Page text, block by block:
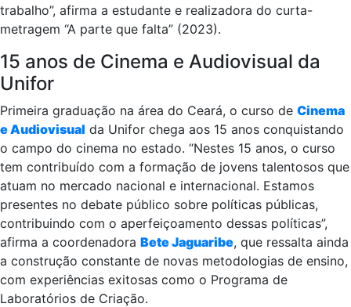
trabalho”, afirma a estudante e realizadora do curta-
metragem “A parte que falta” (2023).
15 anos de Cinema e Audiovisual da
Unifor
Primeira graduação na área do Ceará, o curso de Cinema
e Audiovisual da Unifor chega aos 15 anos conquistando
o campo do cinema no estado. “Nestes 15 anos, o curso
tem contribuído com a formação de jovens talentosos que
atuam no mercado nacional e internacional. Estamos
presentes no debate público sobre políticas públicas,
contribuindo com o aperfeiçoamento dessas políticas”,
afirma a coordenadora Bete Jaguaribe, que ressalta ainda
a construção constante de novas metodologias de ensino,
com experiências exitosas como o Programa de
Laboratórios de Criação.